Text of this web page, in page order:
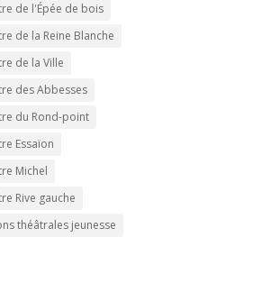
de l'Épée de bois
de la Reine Blanche
de la Ville
des Abbesses
du Rond-point
Essaïon
Michel
Rive gauche
théâtrales jeunesse